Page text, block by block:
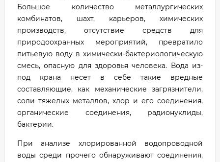
Большое количество металлургических
комбинатов, шахт, карьеров, химических
производств, отсутствие средств для
природоохранных мероприятий, превратило
питьевую воду в химически-бактериологическую
смесь, опасную для здоровья человека. Вода из-
под крана несет в себе такие вредные
составляющие, как механические загрязнители,
соли тяжелых металлов, хлор и его соединения,
органические соединения, радионуклиды,
бактерии.
При анализе хлорированной водопроводной
воды среди прочего обнаруживают соединения,